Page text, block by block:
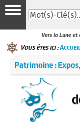
Vers la Lune et
Vous êtes ici :
Patrimoine :